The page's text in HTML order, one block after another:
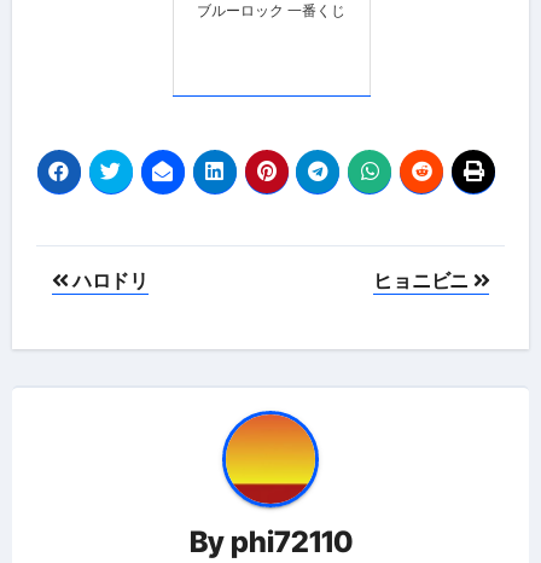
ブルーロック 一番くじ
投ハロドリ ヒョニビニ
By phi72110